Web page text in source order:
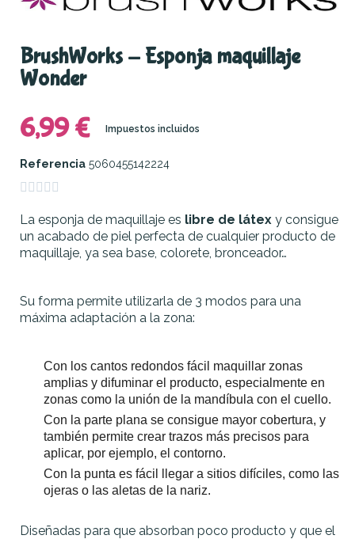
BrushWorks - Esponja maquillaje
Wonder
6,99 € Impuestos incluidos
Referencia 5060455142224
    
La esponja de maquillaje es libre de látex y consigue
un acabado de piel perfecta de cualquier producto de
maquillaje, ya sea base, colorete, bronceador…
Su forma permite utilizarla de 3 modos para una
máxima adaptación a la zona:
Con los cantos redondos fácil maquillar zonas
amplias y difuminar el producto, especialmente en
zonas como la unión de la mandíbula con el cuello.
Con la parte plana se consigue mayor cobertura, y
también permite crear trazos más precisos para
aplicar, por ejemplo, el contorno.
Con la punta es fácil llegar a sitios difíciles, como las
ojeras o las aletas de la nariz.
Diseñadas para que absorban poco producto y que el